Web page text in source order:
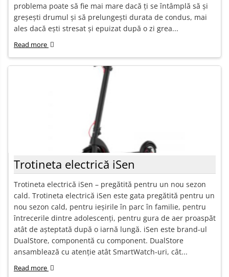
problema poate să fie mai mare dacă ți se întâmplă să și
greșești drumul și să prelungești durata de condus, mai
ales dacă ești stresat și epuizat după o zi grea...
Read more
Trotineta electrică iSen
Trotineta electrică iSen – pregătită pentru un nou sezon
cald. Trotineta electrică iSen este gata pregătită pentru un
nou sezon cald, pentru ieșirile în parc în familie, pentru
întrecerile dintre adolescenți, pentru gura de aer proaspăt
atât de așteptată după o iarnă lungă. iSen este brand-ul
DualStore, componentă cu component. DualStore
ansamblează cu atenție atât SmartWatch-uri, cât...
Read more